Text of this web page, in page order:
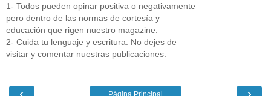
1- Todos pueden opinar positiva o negativamente
pero dentro de las normas de cortesía y
educación que rigen nuestro magazine.
2- Cuida tu lenguaje y escritura. No dejes de
visitar y comentar nuestras publicaciones.
Página Principal